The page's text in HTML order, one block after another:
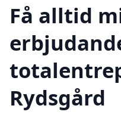
Få alltid
Rydsgård